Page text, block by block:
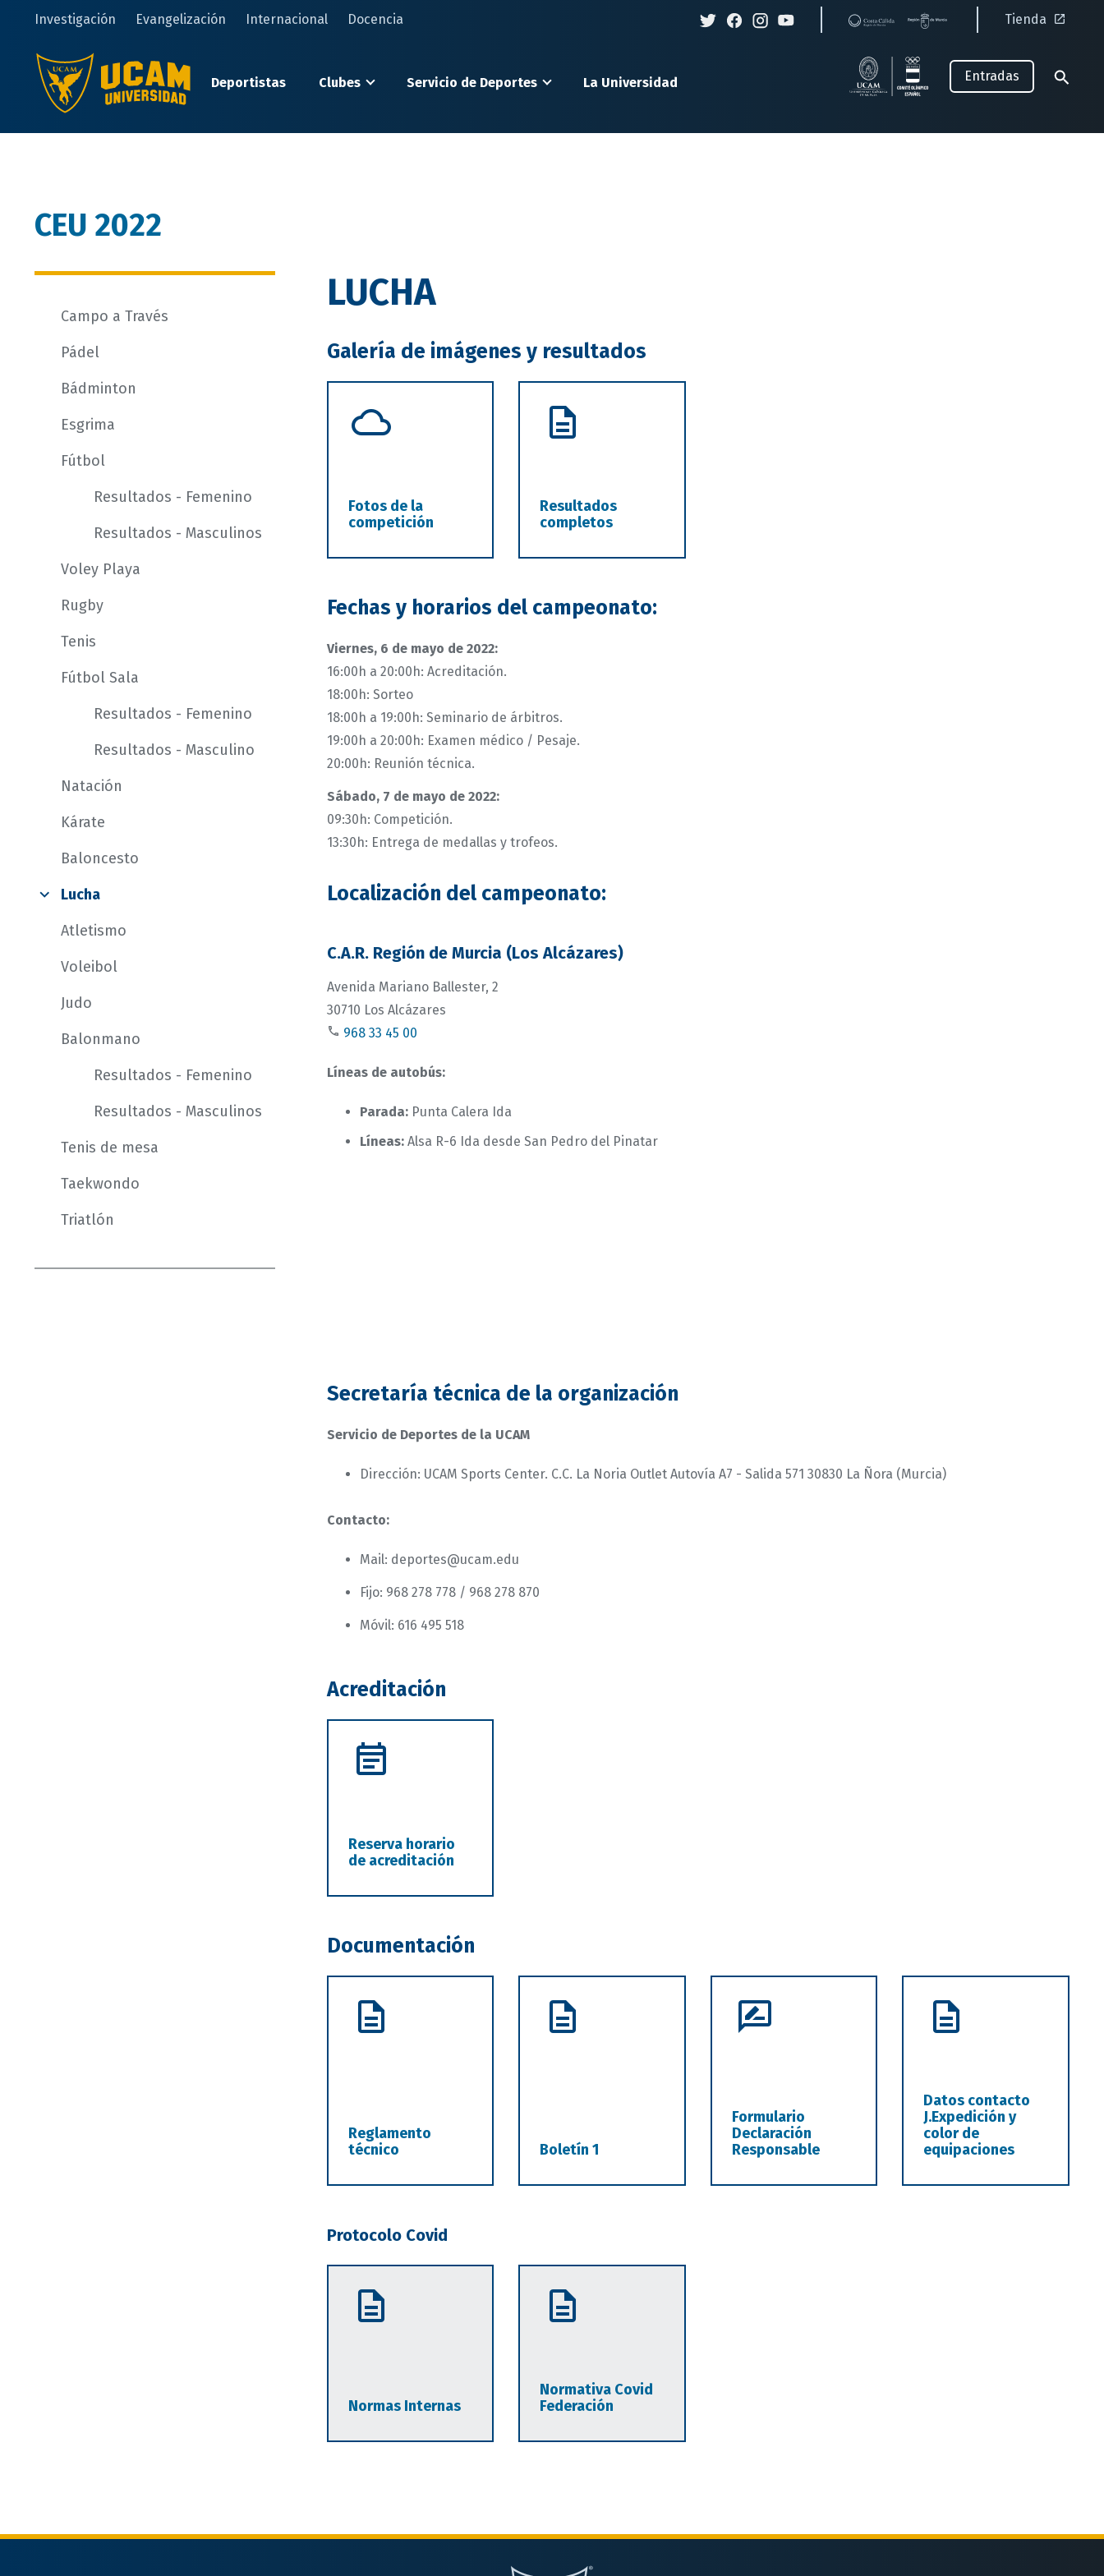
principal
Investigación Evangelización Internacional Docencia Tienda
Deportistas Clubes Servicio de Deportes La Universidad Entradas
CEU 2022
Campo a Través
Pádel
Bádminton
Esgrima
Fútbol
Resultados - Femenino
Resultados - Masculinos
Voley Playa
Rugby
Tenis
Fútbol Sala
Resultados - Femenino
Resultados - Masculino
Natación
Kárate
Baloncesto
Lucha
Atletismo
Voleibol
Judo
Balonmano
Resultados - Femenino
Resultados - Masculinos
Tenis de mesa
Taekwondo
Triatlón
LUCHA
Galería de imágenes y resultados
Fotos de la
competición
Resultados
completos
Fechas y horarios del campeonato:
Viernes, 6 de mayo de 2022:
16:00h a 20:00h: Acreditación.
18:00h: Sorteo
18:00h a 19:00h: Seminario de árbitros.
19:00h a 20:00h: Examen médico / Pesaje.
20:00h: Reunión técnica.
Sábado, 7 de mayo de 2022:
09:30h: Competición.
13:30h: Entrega de medallas y trofeos.
Localización del campeonato:
C.A.R. Región de Murcia (Los Alcázares)
Avenida Mariano Ballester, 2
30710 Los Alcázares
968 33 45 00
Líneas de autobús:
Parada: Punta Calera Ida
Líneas:Alsa R-6 Ida desde San Pedro del Pinatar
Secretaría técnica de la organización
Servicio de Deportes de la UCAM
Dirección: UCAM Sports Center. C.C. La Noria Outlet Autovía A7 - Salida 571 30830 La Ñora (Murcia)
Contacto:
Mail: deportes@ucam.edu
Fijo: 968 278 778 / 968 278 870
Móvil: 616 495 518
Acreditación
Reserva horario
de acreditación
Documentación
Reglamento
técnico
Boletín 1
Formulario
Declaración
Responsable
Datos contacto
J.Expedición y
color de
equipaciones
Protocolo Covid
Normas Internas
Normativa Covid
Federación